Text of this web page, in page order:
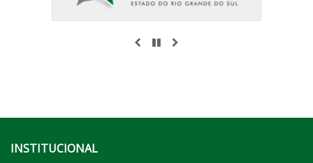
ANTERIOR
PAUSAR
INSTITUCIONAL